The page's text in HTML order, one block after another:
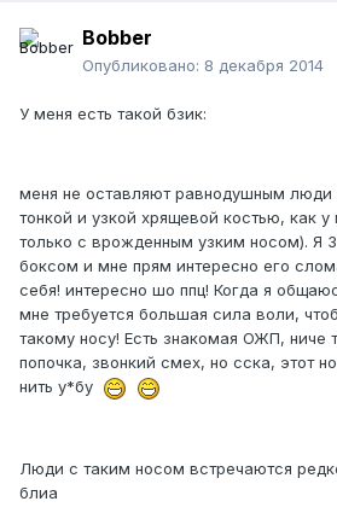
Bobber
Опубликовано: 8 декабря 2014
У меня есть такой бзик:
меня не оставляют равнодушным люди
тонкой и узкой хрящевой костью, как
только с врожденным узким носом). Я
боксом и мне прям интересно его
себя! интересно шо ппц! Когда я
мне требуется большая сила воли,
такому носу! Есть знакомая ОЖП, ниче
попочка, звонкий смех, но сска, этот
нить у*бу
Люди с таким носом встречаются
блиа